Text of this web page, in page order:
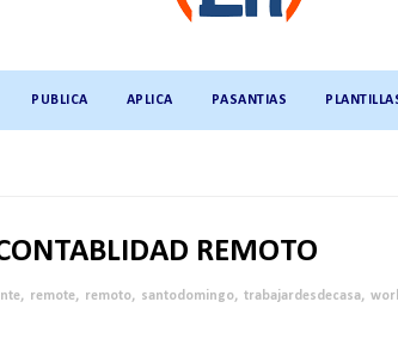
PUBLICA APLICA PASANTIAS
REMOTO
, remote, remoto, santodomingo, trabajardesdecasa,